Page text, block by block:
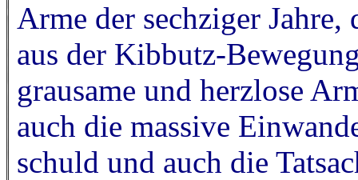
Arme der sechziger
aus der Kibbutz-
grausame und herzlose
auch die massive
schuld und auch die